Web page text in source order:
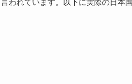
われています。以下に実際の日本国